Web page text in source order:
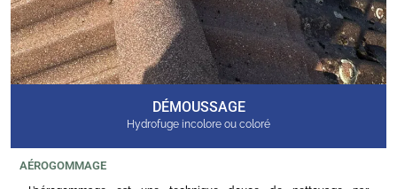
DÉMOUSSAGE
Hydrofuge incolore ou coloré
AÉROGOMMAGE